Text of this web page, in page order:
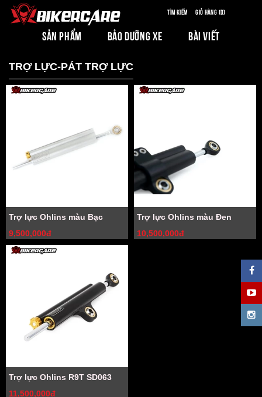
Tìm kiếm Giỏ hàng (0)
SẢN PHẨM BẢO DƯỠNG XE BÀI VIẾT
TRỢ LỰC-PÁT TRỢ LỰC
Trợ lực Ohlins màu Bạc
9,500,000đ
Trợ lực Ohlins màu Đen
10,500,000đ
Trợ lực Ohlins R9T SD063
11,500,000đ